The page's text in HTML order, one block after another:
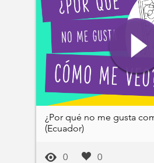
¿Por qué no me gusta
(Ecuador)
0 0